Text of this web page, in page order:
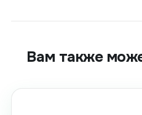
Вам также